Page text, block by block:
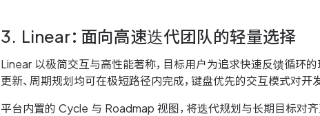
3. Linear：面向高速迭代团队的轻量选择
Linear 以极简交互与高性能著称，目标用户为追求快速反馈循环
更新、周期规划均可在极短路径内完成，键盘优先的交互模式对开
平台内置的 Cycle 与 Roadmap 视图，将迭代规划与长期目标对